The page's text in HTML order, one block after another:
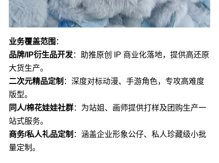
业务覆盖范围 ：
品牌/IP衍生品开发：助推原创 IP 商业化落地，提供高还原
大货生产。
二次元精品定制 ：深度对标动漫、手游角色，专攻高难度
版型。
同人/棉花娃娃社群：为站姐、画师提供打样及团购生产一
站式服务。
商务/私人礼品定制 ：涵盖企业形象公仔、私人珍藏级小批
量定制。